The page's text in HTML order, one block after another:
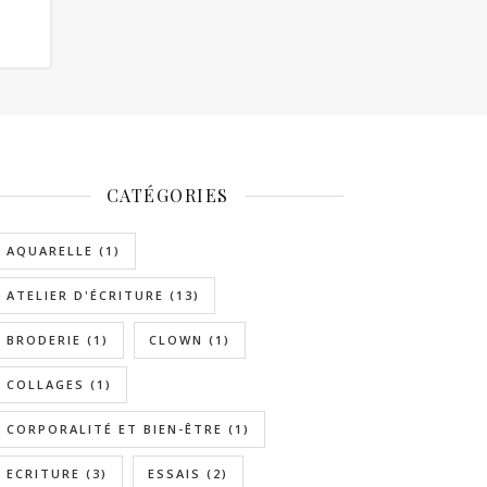
CATÉGORIES
AQUARELLE (1)
ATELIER D'ÉCRITURE (13)
BRODERIE (1) CLOWN (1)
COLLAGES (1)
CORPORALITÉ ET BIEN-ÊTRE (1)
ECRITURE (3) ESSAIS (2)